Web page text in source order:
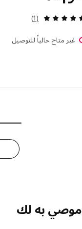
مراجعة: 5 من أصل 5 نجوم. إجمالي المراجعات:
(1)
متاح حالياً للتوصيل
عرض 24
به لك